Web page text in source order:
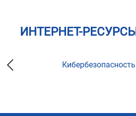
ИНТЕРНЕТ-РЕСУРСЫ
Кибербезопасность